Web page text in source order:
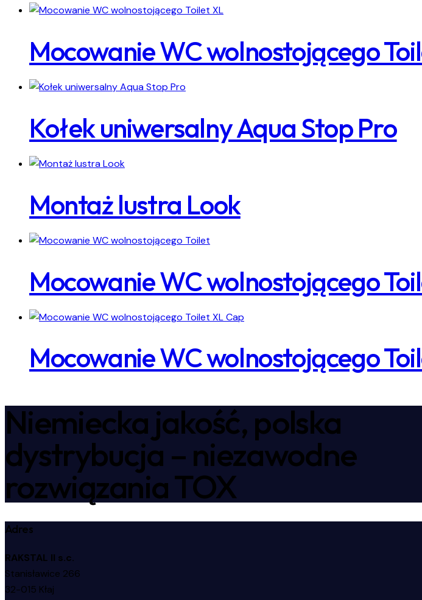
Mocowanie WC wolnostojącego
Kołek uniwersalny Aqua Stop Pro
Montaż lustra Look
Mocowanie WC wolnostojącego
Mocowanie WC wolnostojącego
Niemiecka jakość, polska
dystrybucja – niezawodne
rozwiązania TOX
Adres
RAKSTAL II s.c.
Stanisławice 266
32-015 Kłaj